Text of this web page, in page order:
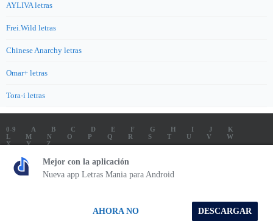
AYLIVA letras
Frei.Wild letras
Chinese Anarchy letras
Omar+ letras
Tora-i letras
0-9 A B C D E F G H I J
K
L
M N O P Q R S T V
W
X
Y
Z
LETRAS
SOUNDTRACK LETRAS
TOP 100 LETRAS
ENVIA LETRAS
Letrasmania.com - Copyright © 2026 - All Rights Reserved
Mejor con la aplicación
Nueva app Letras Mania para Android
DESCARGAR
AHORA NO